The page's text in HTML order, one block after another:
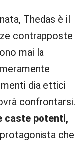
Thedas è il
contrapposte
mai la
dialettici
confrontarsi.
caste potenti,
che